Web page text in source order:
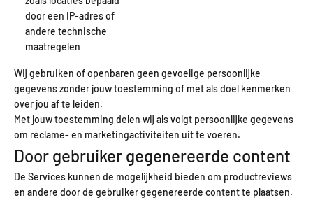
door een IP-adres of
andere technische
maatregelen
Wij gebruiken of openbaren geen gevoelige persoonlijke
gegevens zonder jouw toestemming of met als doel kenmerken
over jou af te leiden.
Met jouw toestemming delen wij als volgt persoonlijke gegevens
om reclame- en marketingactiviteiten uit te voeren.
Door gebruiker gegenereerde content
De Services kunnen de mogelijkheid bieden om productreviews
en andere door de gebruiker gegenereerde content te plaatsen.